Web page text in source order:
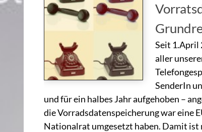
Seit 1.April
aller
SenderIn
und für ein halbes Jahr aufgehoben –
die Vorradsdatenspeicherung war eine
Nationalrat umgesetzt haben. Damit ist